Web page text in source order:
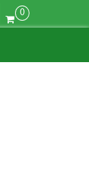
0